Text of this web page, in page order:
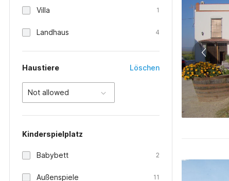
Villa 1
Landhaus 4
Haustiere Löschen
Not allowed
Kinderspielplatz
Babybett 2
Außenspiele 11